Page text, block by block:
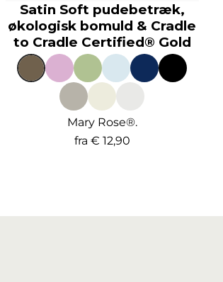
Satin Soft pudebetræk,
økologisk bomuld & Cradle
to Cradle Certified® Gold
Mary Rose®.
fra € 12,90